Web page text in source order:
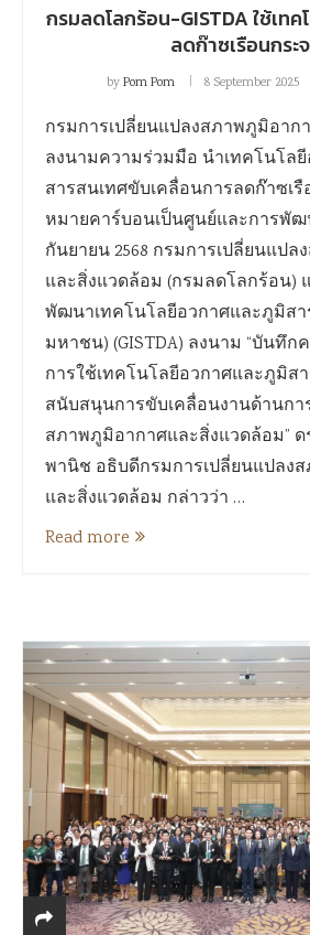
กรมลดโลกร้อน-GISTDA ใช้เท
ลดก๊าซเรือนกระ
byPom Pom 8 September 2025
กรมการเปลี่ยนแปลงสภาพภูมิอาก
ลงนามความร่วมมือ นำเทคโนโล
สารสนเทศขับเคลื่อนการลดก๊าซเรื
หมายคาร์บอนเป็นศูนย์และการพั
กันยายน 2568 กรมการเปลี่ยนแป
และสิ่งแวดล้อม (กรมลดโลกร้อน)
พัฒนาเทคโนโลยีอวกาศและภูมิสา
มหาชน) (GISTDA) ลงนาม “บันทึ
การใช้เทคโนโลยีอวกาศและภูมิส
สนับสนุนการขับเคลื่อนงานด้านกา
สภาพภูมิอากาศและสิ่งแวดล้อม”
พานิช อธิบดีกรมการเปลี่ยนแปลง
และสิ่งแวดล้อม กล่าวว่า …
Read more